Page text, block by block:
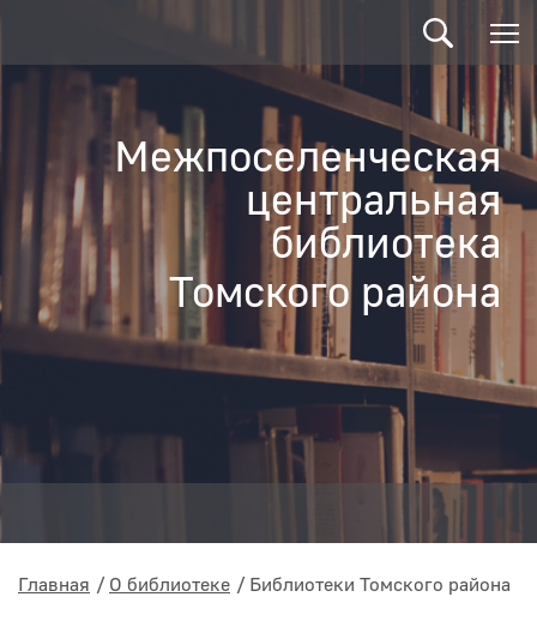
Межпоселенческая
центральная
библиотека
Томского района
Главная О библиотеке Библиотеки Томского района